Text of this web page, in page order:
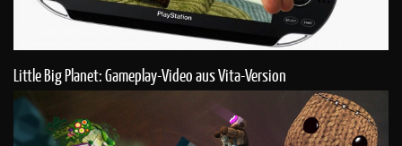
Little Big Planet: Gameplay-Video aus Vita-Version